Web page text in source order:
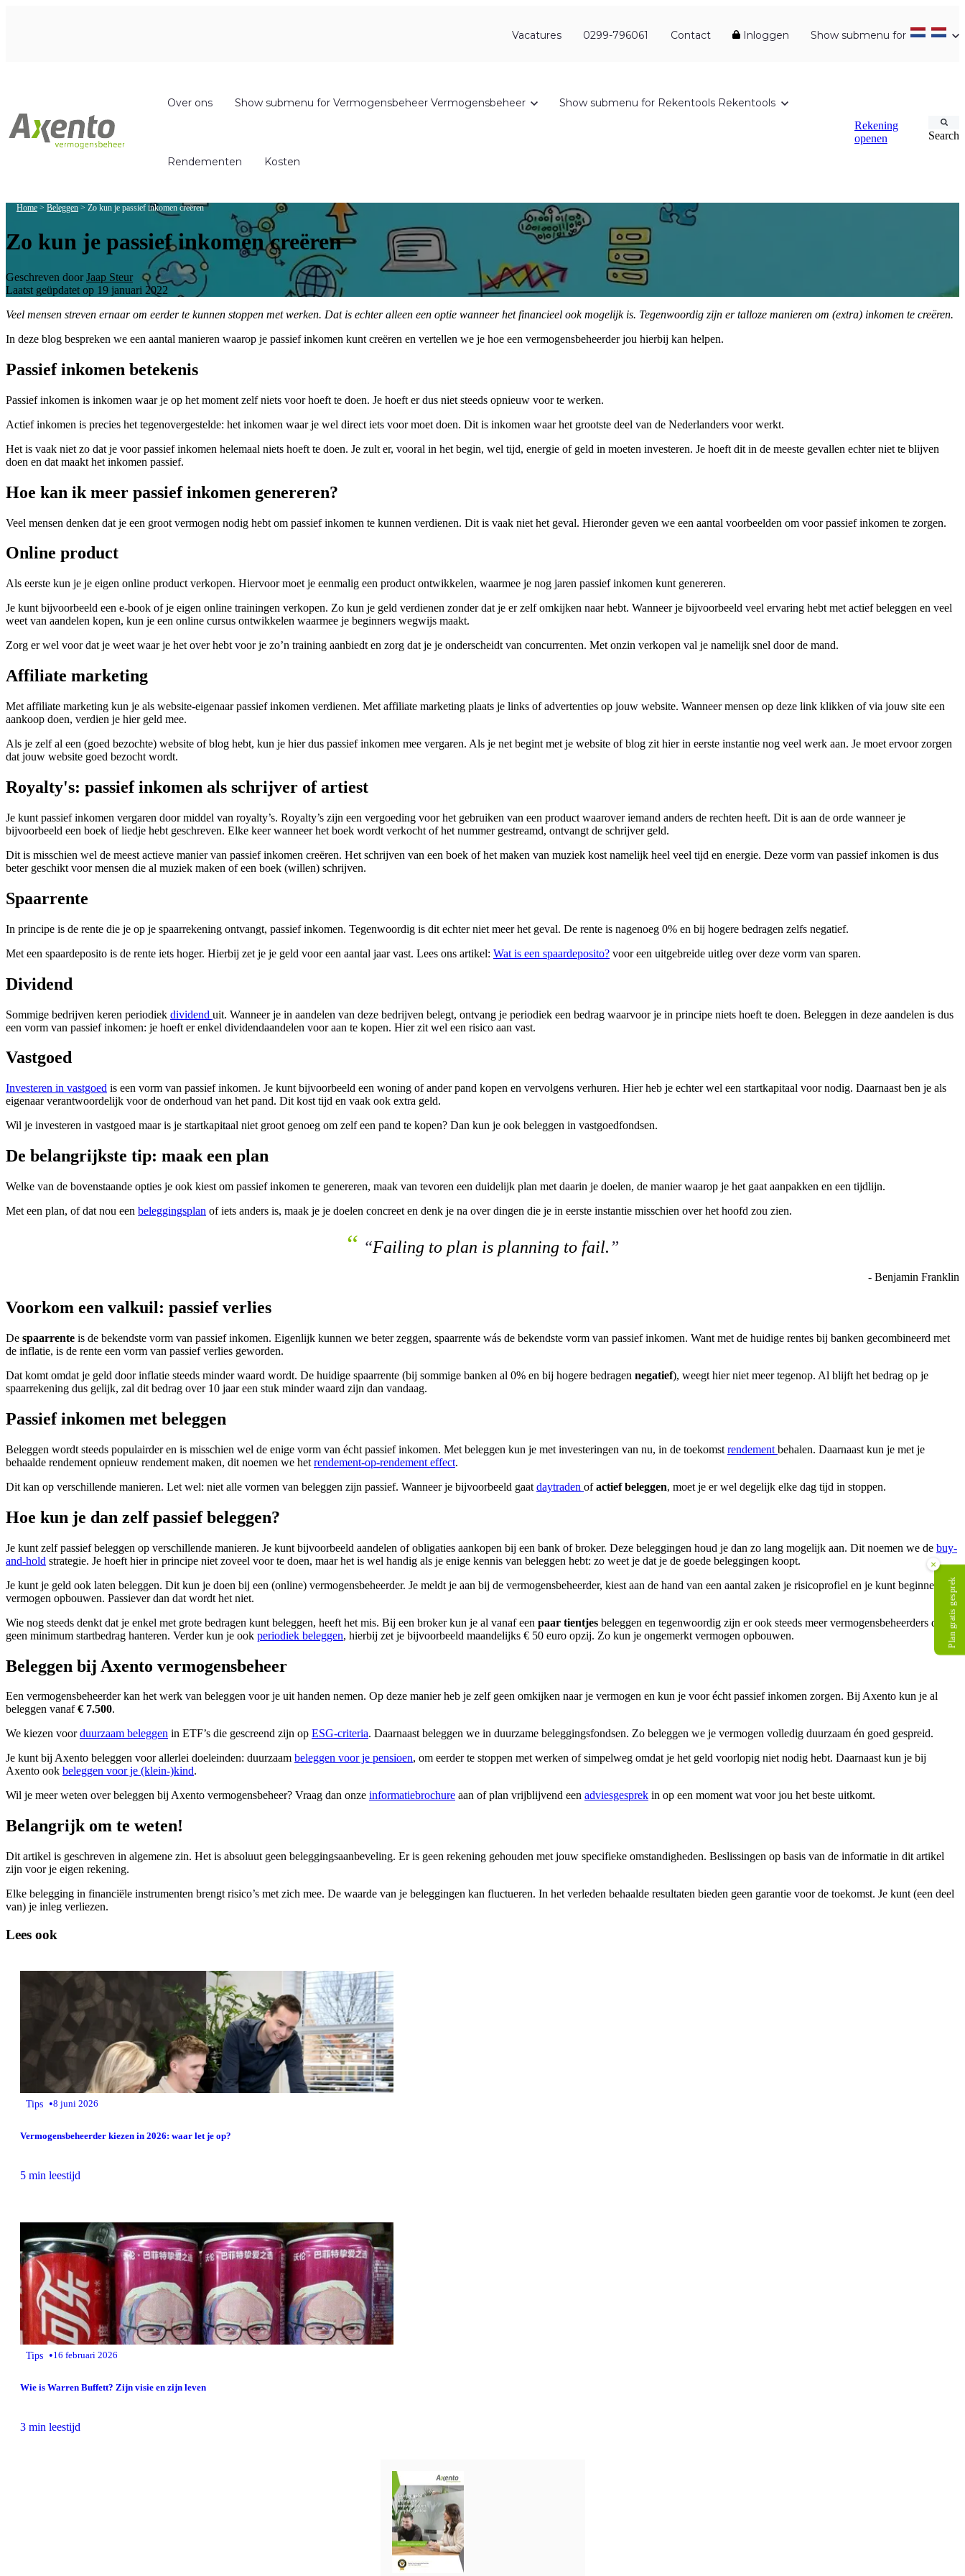
Vacatures 0299-796061 Contact Inloggen Show submenu for
Over ons Show submenu for Vermogensbeheer Vermogensbeheer Show submenu for Rekentools Rekentools
Rendementen Kosten
Rekening
openen
Search
Home > Beleggen > Zo kun je passief inkomen creëren
Zo kun je passief inkomen creëren
Geschreven door Jaap Steur
Laatst geüpdatet op 19 januari 2022
Veel mensen streven ernaar om eerder te kunnen stoppen met werken. Dat is echter alleen een optie wanneer het financieel ook mogelijk is. Tegenwoordig zijn er talloze manieren om (extra) inkomen te creëren.
In deze blog bespreken we een aantal manieren waarop je passief inkomen kunt creëren en vertellen we je hoe een vermogensbeheerder jou hierbij kan helpen.
Passief inkomen betekenis
Passief inkomen is inkomen waar je op het moment zelf niets voor hoeft te doen. Je hoeft er dus niet steeds opnieuw voor te werken.
Actief inkomen is precies het tegenovergestelde: het inkomen waar je wel direct iets voor moet doen. Dit is inkomen waar het grootste deel van de Nederlanders voor werkt.
Het is vaak niet zo dat je voor passief inkomen helemaal niets hoeft te doen. Je zult er, vooral in het begin, wel tijd, energie of geld in moeten investeren. Je hoeft dit in de meeste gevallen echter niet te blijven
doen en dat maakt het inkomen passief.
Hoe kan ik meer passief inkomen genereren?
Veel mensen denken dat je een groot vermogen nodig hebt om passief inkomen te kunnen verdienen. Dit is vaak niet het geval. Hieronder geven we een aantal voorbeelden om voor passief inkomen te zorgen.
Online product
Als eerste kun je je eigen online product verkopen. Hiervoor moet je eenmalig een product ontwikkelen, waarmee je nog jaren passief inkomen kunt genereren.
Je kunt bijvoorbeeld een e-book of je eigen online trainingen verkopen. Zo kun je geld verdienen zonder dat je er zelf omkijken naar hebt. Wanneer je bijvoorbeeld veel ervaring hebt met actief beleggen en veel
weet van aandelen kopen, kun je een online cursus ontwikkelen waarmee je beginners wegwijs maakt.
Zorg er wel voor dat je weet waar je het over hebt voor je zo’n training aanbiedt en zorg dat je je onderscheidt van concurrenten. Met onzin verkopen val je namelijk snel door de mand.
Affiliate marketing
Met affiliate marketing kun je als website-eigenaar passief inkomen verdienen. Met affiliate marketing plaats je links of advertenties op jouw website. Wanneer mensen op deze link klikken of via jouw site een
aankoop doen, verdien je hier geld mee.
Als je zelf al een (goed bezochte) website of blog hebt, kun je hier dus passief inkomen mee vergaren. Als je net begint met je website of blog zit hier in eerste instantie nog veel werk aan. Je moet ervoor zorgen
dat jouw website goed bezocht wordt.
Royalty's: passief inkomen als schrijver of artiest
Je kunt passief inkomen vergaren door middel van royalty’s. Royalty’s zijn een vergoeding voor het gebruiken van een product waarover iemand anders de rechten heeft. Dit is aan de orde wanneer je
bijvoorbeeld een boek of liedje hebt geschreven. Elke keer wanneer het boek wordt verkocht of het nummer gestreamd, ontvangt de schrijver geld.
Dit is misschien wel de meest actieve manier van passief inkomen creëren. Het schrijven van een boek of het maken van muziek kost namelijk heel veel tijd en energie. Deze vorm van passief inkomen is dus
beter geschikt voor mensen die al muziek maken of een boek (willen) schrijven.
Spaarrente
In principe is de rente die je op je spaarrekening ontvangt, passief inkomen. Tegenwoordig is dit echter niet meer het geval. De rente is nagenoeg 0% en bij hogere bedragen zelfs negatief.
Met een spaardeposito is de rente iets hoger. Hierbij zet je je geld voor een aantal jaar vast. Lees ons artikel: Wat is een spaardeposito? voor een uitgebreide uitleg over deze vorm van sparen.
Dividend
Sommige bedrijven keren periodiek dividend uit. Wanneer je in aandelen van deze bedrijven belegt, ontvang je periodiek een bedrag waarvoor je in principe niets hoeft te doen. Beleggen in deze aandelen is dus
een vorm van passief inkomen: je hoeft er enkel dividendaandelen voor aan te kopen. Hier zit wel een risico aan vast.
Vastgoed
Investeren in vastgoed is een vorm van passief inkomen. Je kunt bijvoorbeeld een woning of ander pand kopen en vervolgens verhuren. Hier heb je echter wel een startkapitaal voor nodig. Daarnaast ben je als
eigenaar verantwoordelijk voor de onderhoud van het pand. Dit kost tijd en vaak ook extra geld.
Wil je investeren in vastgoed maar is je startkapitaal niet groot genoeg om zelf een pand te kopen? Dan kun je ook beleggen in vastgoedfondsen.
De belangrijkste tip: maak een plan
Welke van de bovenstaande opties je ook kiest om passief inkomen te genereren, maak van tevoren een duidelijk plan met daarin je doelen, de manier waarop je het gaat aanpakken en een tijdlijn.
Met een plan, of dat nou een beleggingsplan of iets anders is, maak je je doelen concreet en denk je na over dingen die je in eerste instantie misschien over het hoofd zou zien.
“ “Failing to plan is planning to fail.”
- Benjamin Franklin
Voorkom een valkuil: passief verlies
De spaarrente is de bekendste vorm van passief inkomen. Eigenlijk kunnen we beter zeggen, spaarrente wás de bekendste vorm van passief inkomen. Want met de huidige rentes bij banken gecombineerd met
de inflatie, is de rente een vorm van passief verlies geworden.
Dat komt omdat je geld door inflatie steeds minder waard wordt. De huidige spaarrente (bij sommige banken al 0% en bij hogere bedragen negatief), weegt hier niet meer tegenop. Al blijft het bedrag op je
spaarrekening dus gelijk, zal dit bedrag over 10 jaar een stuk minder waard zijn dan vandaag.
Passief inkomen met beleggen
Beleggen wordt steeds populairder en is misschien wel de enige vorm van écht passief inkomen. Met beleggen kun je met investeringen van nu, in de toekomst rendement behalen. Daarnaast kun je met je
behaalde rendement opnieuw rendement maken, dit noemen we het rendement-op-rendement effect.
Dit kan op verschillende manieren. Let wel: niet alle vormen van beleggen zijn passief. Wanneer je bijvoorbeeld gaat daytraden ofactief beleggen, moet je er wel degelijk elke dag tijd in stoppen.
Hoe kun je dan zelf passief beleggen?
Je kunt zelf passief beleggen op verschillende manieren. Je kunt bijvoorbeeld aandelen of obligaties aankopen bij een bank of broker. Deze beleggingen houd je dan zo lang mogelijk aan. Dit noemen we de buy-
and-hold strategie. Je hoeft hier in principe niet zoveel voor te doen, maar het is wel handig als je enige kennis van beleggen hebt: zo weet je dat je de goede beleggingen koopt.
Je kunt je geld ook laten beleggen. Dit kun je doen bij een (online) vermogensbeheerder. Je meldt je aan bij de vermogensbeheerder, kiest aan de hand van een aantal zaken je risicoprofiel en je kunt beginnen met
vermogen opbouwen. Passiever dan dat wordt het niet.
Wie nog steeds denkt dat je enkel met grote bedragen kunt beleggen, heeft het mis. Bij een broker kun je al vanaf een paar tientjes beleggen en tegenwoordig zijn er ook steeds meer vermogensbeheerders die
geen minimum startbedrag hanteren. Verder kun je ook periodiek beleggen, hierbij zet je bijvoorbeeld maandelijks € 50 euro opzij. Zo kun je ongemerkt vermogen opbouwen.
Beleggen bij Axento vermogensbeheer
Een vermogensbeheerder kan het werk van beleggen voor je uit handen nemen. Op deze manier heb je zelf geen omkijken naar je vermogen en kun je voor écht passief inkomen zorgen. Bij Axento kun je al
beleggen vanaf€ 7.500.
We kiezen voorduurzaam beleggen in ETF’s die gescreend zijn op ESG-criteria. Daarnaast beleggen we in duurzame beleggingsfondsen. Zo beleggen we je vermogen volledig duurzaam én goed gespreid.
Je kunt bij Axento beleggen voor allerlei doeleinden: duurzaam beleggen voor je pensioen, om eerder te stoppen met werken of simpelweg omdat je het geld voorlopig niet nodig hebt. Daarnaast kun je bij
Axento ook beleggen voor je (klein-)kind.
Wil je meer weten over beleggen bij Axento vermogensbeheer? Vraag dan onze informatiebrochure aan of plan vrijblijvend een adviesgesprek in op een moment wat voor jou het beste uitkomt.
Belangrijk om te weten!
Dit artikel is geschreven in algemene zin. Het is absoluut geen beleggingsaanbeveling. Er is geen rekening gehouden met jouw specifieke omstandigheden. Beslissingen op basis van de informatie in dit artikel
zijn voor je eigen rekening.
Elke belegging in financiële instrumenten brengt risico’s met zich mee. De waarde van je beleggingen kan fluctueren. In het verleden behaalde resultaten bieden geen garantie voor de toekomst. Je kunt (een deel
van) je inleg verliezen.
Lees ook
Tips •8 juni 2026
Vermogensbeheerder kiezen in 2026: waar let je op?
5 min leestijd
Tips •16 februari 2026
Wie is Warren Buffett? Zijn visie en zijn leven
3 min leestijd
×
Plan gratis gesprek